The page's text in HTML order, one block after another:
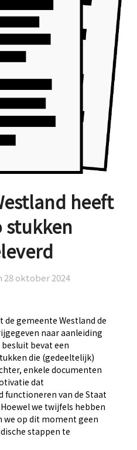
heeft
stukken
28 oktober 2024
de gemeente Westland de
naar aanleiding
bevat een
die (gedeeltelijk)
enkele documenten
dat
van de Staat
we twijfels hebben
we op dit moment geen
stappen te